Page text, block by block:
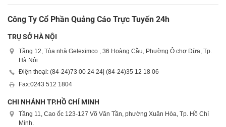
Công Ty Cổ Phần Quảng Cáo Trực Tuyến 24h
TRỤ SỞ HÀ NỘI
Tầng 12, Tòa nhà Geleximco , 36 Hoàng Cầu, Phường Ô chợ Dừa, Tp.
Hà Nội
Điện thoại: (84-24)73 00 24 24| (84-24)35 12 18 06
Fax:0243 512 1804
CHI NHÁNH TP.HỒ CHÍ MINH
Tầng 11, Cao ốc 123-127 Võ Văn Tần, phường Xuân Hòa, Tp. Hồ Chí
Minh.